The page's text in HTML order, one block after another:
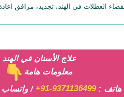
العطلات في الهند، تجديد، مرافق اعادة
علاج الأسنان في الهند
معلومات هامة
هاتف :+91-9371136499
/